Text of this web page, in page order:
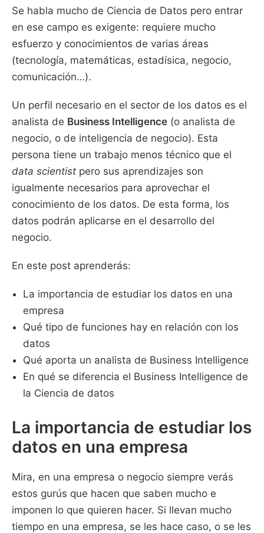
Se habla mucho de Ciencia de Datos pero entrar
en ese campo es exigente: requiere mucho
esfuerzo y conocimientos de varias áreas
(tecnología, matemáticas, estadísica, negocio,
comunicación…).
Un perfil necesario en el sector de los datos es el
analista de Business Intelligence (o analista de
negocio, o de inteligencia de negocio). Esta
persona tiene un trabajo menos técnico que el
data scientist pero sus aprendizajes son
igualmente necesarios para aprovechar el
conocimiento de los datos. De esta forma, los
datos podrán aplicarse en el desarrollo del
negocio.
En este post aprenderás:
La importancia de estudiar los datos en una
empresa
Qué tipo de funciones hay en relación con los
datos
Qué aporta un analista de Business Intelligence
En qué se diferencia el Business Intelligence de
la Ciencia de datos
La importancia de estudiar los
datos en una empresa
Mira, en una empresa o negocio siempre verás
estos gurús que hacen que saben mucho e
imponen lo que quieren hacer. Si llevan mucho
tiempo en una empresa, se les hace caso, o se les